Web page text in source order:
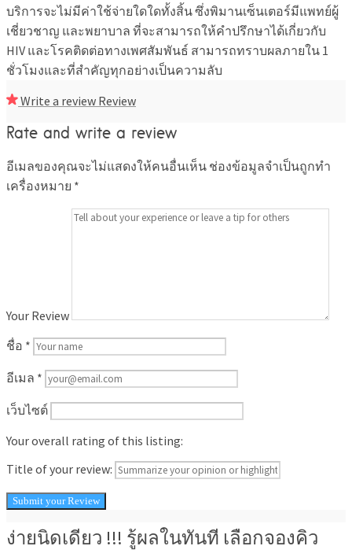
บริการจะไม่มีค่าใช้จ่ายใดใดทั้งสิ้น ซึ่งพิมานเซ็นเตอร์มีแพทย์ผู้
เชี่ยวชาญ และพยาบาล ที่จะสามารถให้คำปรึกษาได้เกี่ยวกับ
HIV และโรคติดต่อทางเพศสัมพันธ์ สามารถทราบผลภายใน 1
ชั่วโมงและที่สำคัญทุกอย่างเป็นความลับ
Write a review Review
Rate and write a review
อีเมลของคุณจะไม่แสดงให้คนอื่นเห็น ช่องข้อมูลจำเป็นถูกทำ
เครื่องหมาย *
Your Review
ชื่อ *
อีเมล *
เว็บไซต์
Your overall rating of this listing:
Title of your review:
ง่ายนิดเดียว !!! รู้ผลในทันที เลือกจองคิว